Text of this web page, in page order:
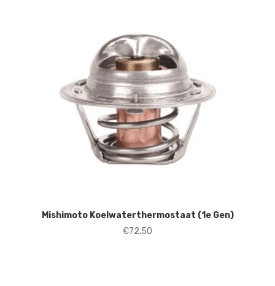
Mishimoto Koelwaterthermostaat (1e Gen)
€72,50